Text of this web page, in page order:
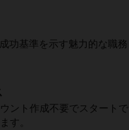
功基準を示す魅力的な職務
ント作成不要でスタートで
す。
リューションを用い、組織
ャルキャンペーンでアウト
す。
スを通じて、採用チーム
やく理解できます。
し、新しい求人やオファー
ョンで、すべてのHCMタ
ます。
ステップバイステップのガ
ンボーディングを容易にし
クセスして、従業員の経
ことができます。
ペリエンス（CX）など、
り賢明な意思決定を行うこ
LinkedInによる求職者の
・サイトから離れること
フォーマンスを発揮してい
務記述書に記載すべきスキ
個人の成長を促すアクショ
します。
、まだ応募を検討していな
ンに関するデータと指標に
以上の言語で応募を迅速に
動まで、求職者のすべての
。
ード、フィードバック、勤